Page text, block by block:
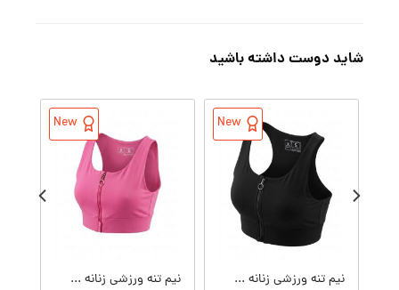
شاید دوست داشته باشید
New
نیم تنه ورزشی زنانه کدW09399-001
New
نیم تنه ورزشی زنانه کدW09399-305